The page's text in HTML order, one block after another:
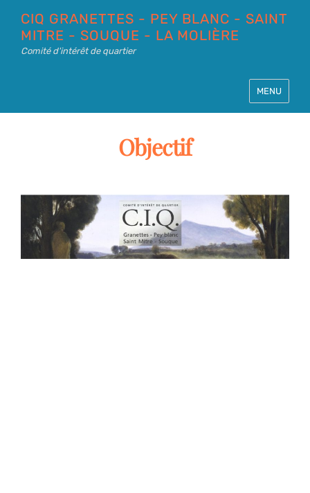
CIQ GRANETTES - PEY BLANC - SAINT
MITRE - SOUQUE - LA MOLIÈRE
Comité d'intérêt de quartier
MENU
Objectif